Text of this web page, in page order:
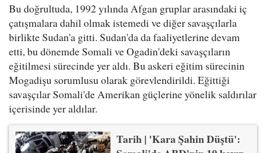
Bu doğrultuda, 1992 yılında Afgan gruplar arasındaki iç
çatışmalara dahil olmak istemedi ve diğer savaşçılarla
birlikte Sudan'a gitti. Sudan'da da faaliyetlerine devam
etti, bu dönemde Somali ve Ogadin'deki savaşçıların
eğitilmesi sürecinde yer aldı. Bu askeri eğitim sürecinin
Mogadişu sorumlusu olarak görevlendirildi. Eğittiği
savaşçılar Somali'de Amerikan güçlerine yönelik saldırılar
içerisinde yer aldılar.
Tarih | 'Kara Şahin Düştü':